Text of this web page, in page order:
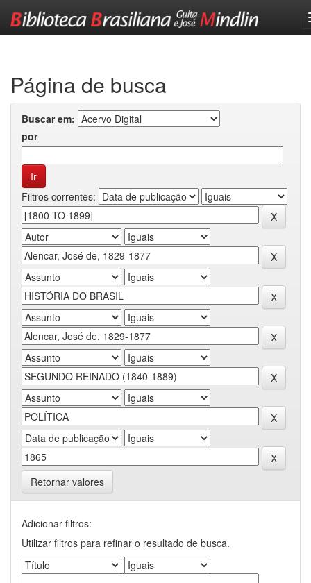
Página de busca
Buscar em:
por
Filtros correntes:
Retornar valores
Adicionar filtros:
Utilizar filtros para refinar o resultado de busca.